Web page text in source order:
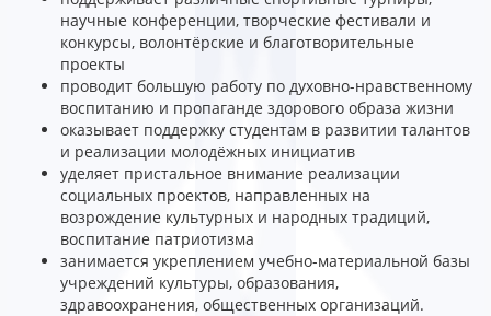
научные конференции, творческие фестивали и
конкурсы, волонтёрские и благотворительные
проекты
проводит большую работу по духовно-нравственному
воспитанию и пропаганде здорового образа жизни
оказывает поддержку студентам в развитии талантов
и реализации молодёжных инициатив
уделяет пристальное внимание реализации
социальных проектов, направленных на
возрождение культурных и народных традиций,
воспитание патриотизма
занимается укреплением учебно-материальной базы
учреждений культуры, образования,
здравоохранения, общественных организаций.